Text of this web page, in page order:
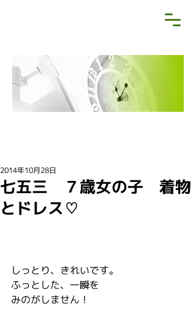
七五三 ７歳女の子 着物
とドレス♡
2014年10月28日
しっとり、きれいです。
ふっとした、一瞬を
みのがしません！